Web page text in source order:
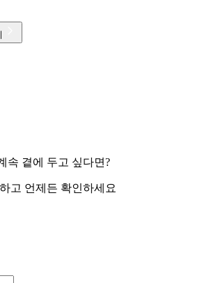
속 곁에 두고 싶다면?
고 언제든 확인하세요